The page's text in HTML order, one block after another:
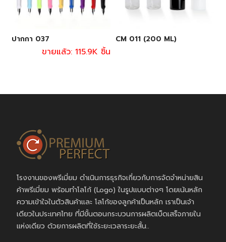
ปากกา 037
ขายแล้ว: 115.9K ชิ้น
CM 011 (200 ML)
โรงงานของพรีเมี่ยม ดำเนินการธุรกิจเกี่ยวกับการจัดจำหน่ายสิน
ค้าพรีเมี่ยม พร้อมทำโลโก้ (Logo) ในรูปแบบต่างๆ โดยเน้นหลัก
ความเข้าใจในตัวสินค้าและ โลโก้ของลูกค้าเป็นหลัก เราเป็นเจ้า
เดียวในประเทศไทย ที่มีขั้นตอนกระบวนการผลิตเบ็ดเสร็จภายใน
แห่งเดียว ด้วยการผลิตที่ใช้ระยะเวลาระยะสั้น..